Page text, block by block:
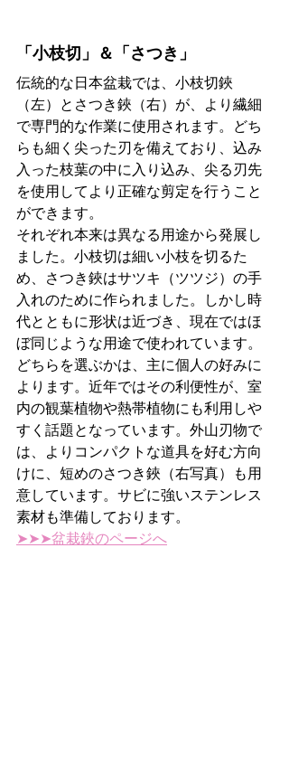
「小枝切」＆「さつき」
伝統的な日本盆栽では、小枝切鋏
（左）とさつき鋏（右）が、より繊細
で専門的な作業に使用されます。どち
らも細く尖った刃を備えており、込み
入った枝葉の中に入り込み、尖る刃先
を使用してより正確な剪定を行うこと
ができます。
それぞれ本来は異なる用途から発展し
ました。小枝切は細い小枝を切るた
め、さつき鋏はサツキ（ツツジ）の手
入れのために作られました。しかし時
代とともに形状は近づき、現在ではほ
ぼ同じような用途で使われています。
どちらを選ぶかは、主に個人の好みに
よります。近年ではその利便性が、室
内の観葉植物や熱帯植物にも利用しや
すく話題となっています。外山刃物で
は、よりコンパクトな道具を好む方向
けに、短めのさつき鋏（右写真）も用
意しています。サビに強いステンレス
素材も準備しております。
➤➤➤盆栽鋏のページへ